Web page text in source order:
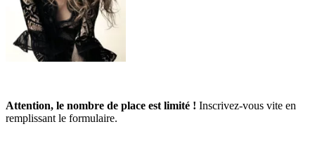
Attention, le nombre de place est limité ! Inscrivez-vous vite en
remplissant le formulaire.